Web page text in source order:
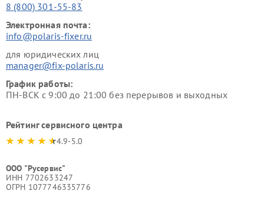
8 (800) 301-55-83
Электронная почта:
info@polaris-fixer.ru
для юридических лиц
manager@fix-polaris.ru
График работы:
ПН-ВСК с 9:00 до 21:00 без перерывов и выходных
Рейтинг сервисного центра
4.9-5.0
ООО "Русервис"
ИНН 7702633247
ОГРН 1077746335776